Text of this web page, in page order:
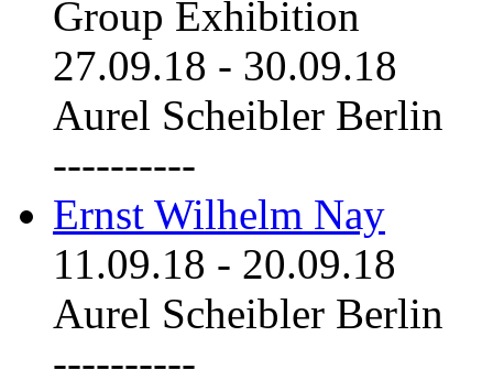
Group Exhibition
27.09.18 - 30.09.18
Aurel Scheibler Berlin
----------
Ernst Wilhelm Nay
11.09.18 - 20.09.18
Aurel Scheibler Berlin